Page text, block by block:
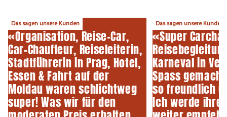
Das sagen unsere Kunden
«Organisation, Reise-Car,
Car-Chauffeur, Reiseleiterin,
Stadtführerin in Prag, Hotel,
Essen & Fahrt auf der
Moldau waren schlichtweg
super! Was wir für den
Das sagen unsere Kunden
«Super
Karneval in
Spass
so freundlich
Ich werde ihre